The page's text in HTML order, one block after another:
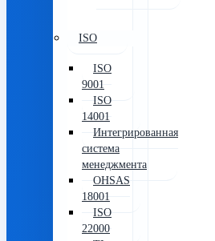
ISO
ISO
9001
ISO
14001
Интегрированная
система
менеджмента
OHSAS
18001
ISO
22000